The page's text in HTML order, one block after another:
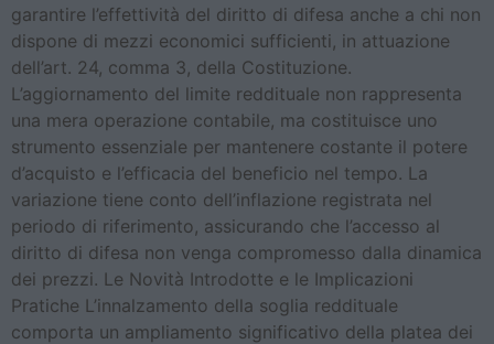
garantire l’effettività del diritto di difesa anche a chi non
dispone di mezzi economici sufficienti, in attuazione
dell’art. 24, comma 3, della Costituzione.
L’aggiornamento del limite reddituale non rappresenta
una mera operazione contabile, ma costituisce uno
strumento essenziale per mantenere costante il potere
d’acquisto e l’efficacia del beneficio nel tempo. La
variazione tiene conto dell’inflazione registrata nel
periodo di riferimento, assicurando che l’accesso al
diritto di difesa non venga compromesso dalla dinamica
dei prezzi. Le Novità Introdotte e le Implicazioni
Pratiche L’innalzamento della soglia reddituale
comporta un ampliamento significativo della platea dei